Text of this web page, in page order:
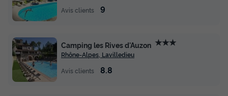
Avis clients
9
Camping les Rives d'Auzon ★★★
Rhône-Alpes, Lavilledieu
Avis clients
8.8